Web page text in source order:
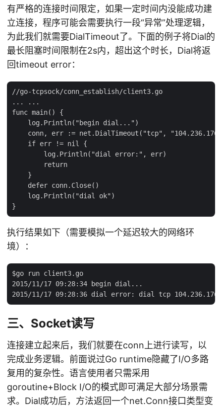
有严格的连接时间限定，如果一定时间内没能成功建
立连接，程序可能会需要执行一段“异常”处理逻辑，
为此我们就需要DialTimeout了。下面的例子将Dial的
最长阻塞时间限制在2s内，超出这个时长，Dial将返
回timeout error：
//go-tcpsock/conn_establish/client3.go
... ...
func main() {
    log.Println("begin dial...")
conn, err := net.DialTimeout("tcp",
    if err != nil {
        log.Println("dial error:", err)
        return
    }
    defer conn.Close()
    log.Println("dial ok")
执行结果如下（需要模拟一个延迟较大的网络环
境）：
$go run client3.go
2015/11/17 09:28:34 begin dial...
三、Socket读写
连接建立起来后，我们就要在conn上进行读写，以
完成业务逻辑。前面说过Go runtime隐藏了I/O多路
复用的复杂性。语言使用者只需采用
goroutine+Block I/O的模式即可满足大部分场景需
求。Dial成功后，方法返回一个net.Conn接口类型变